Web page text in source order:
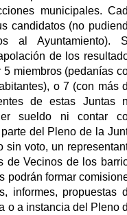
municipales.
candidatos (no
al Ayuntamiento).
de los
miembros (pedanías
o 7 (con más
de estas Juntas
sueldo ni contar
del Pleno de la
sin voto, un
de Vecinos de los
podrán formar
informes, propuestas
o a instancia del Pleno